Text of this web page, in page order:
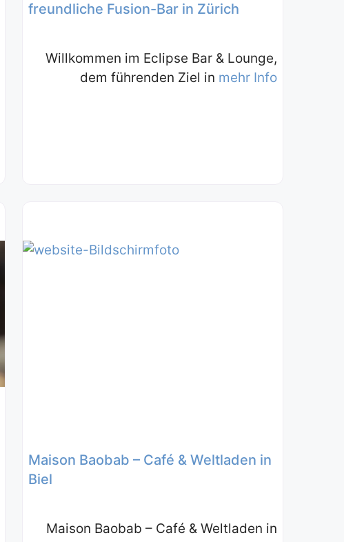
freundliche Fusion-Bar in Zürich
Willkommen im Eclipse Bar & Lounge,
dem führenden Ziel in mehr Info
Maison Baobab – Café & Weltladen in
Biel
Maison Baobab – Café & Weltladen in